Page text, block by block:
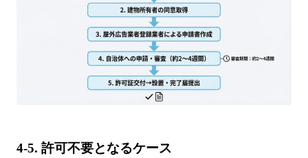
4-5. 許可不要となるケース